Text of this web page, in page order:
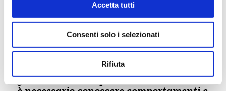
Accetta tutti
Consenti solo i selezionati
Rifiuta
L’omnicanalità è una vera e propria
galassia di touch point. Per ottimizzarli